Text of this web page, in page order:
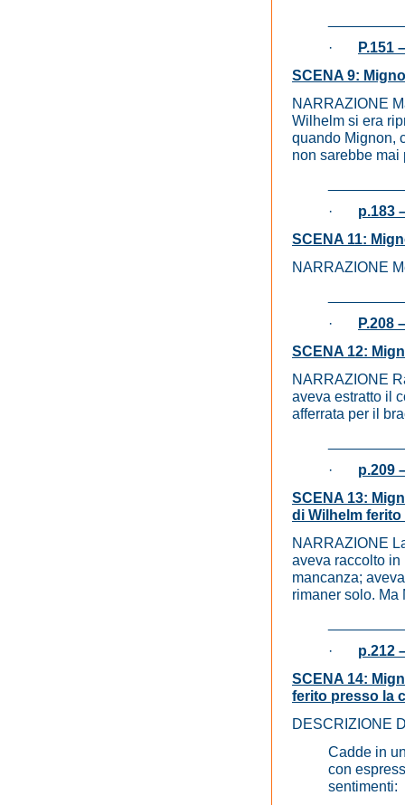
· P.151
SCENA 9:
NARRAZIONE
Wilhelm si era
quando Mignon,
non sarebbe
· p.183
SCENA 11:
NARRAZIONE
· P.208
SCENA 12:
NARRAZIONE
aveva estratto il
afferrata per
· p.209
SCENA 13:
di Wilhelm
NARRAZIONE
aveva raccolto in
mancanza;
rimaner solo. Ma
· p.212
SCENA 14:
ferito presso la
DESCRIZIONE
Cadde in
con
sentimenti: